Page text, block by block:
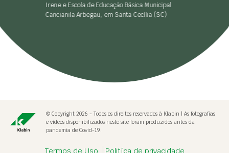
Irene e Escola de Educação Básica Municipal
Cancianila Arbegau, em Santa Cecília (SC)
© Copyright 2026 - Todos os direitos reservados à Klabin | As fotografias
e vídeos disponibilizados neste site foram produzidos antes da
pandemia de Covid-19.